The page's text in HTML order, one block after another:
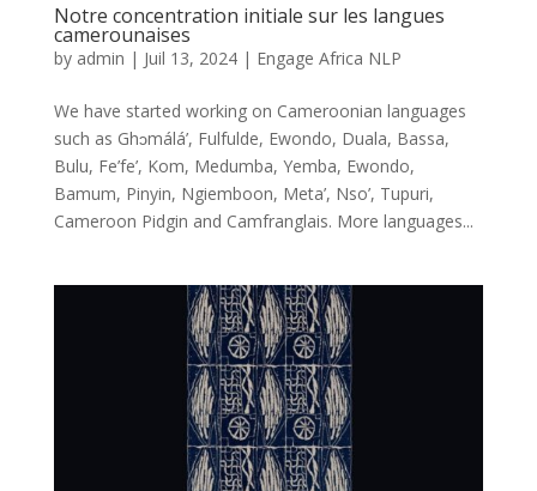
Notre concentration initiale sur les langues
camerounaises
by admin | Juil 13, 2024| Engage Africa NLP
We have started working on Cameroonian languages
such as Ghɔmálá’, Fulfulde, Ewondo, Duala, Bassa,
Bulu, Fe’fe’, Kom, Medumba, Yemba, Ewondo,
Bamum, Pinyin, Ngiemboon, Meta’, Nso’, Tupuri,
Cameroon Pidgin and Camfranglais. More languages...